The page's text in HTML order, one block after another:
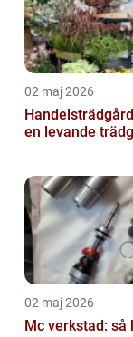
02 maj 2026
Handelsträdgård hjärtat i
en levande
02 maj 2026
Mc verkstad: så